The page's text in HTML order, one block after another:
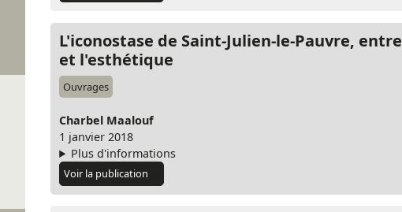
L'iconostase de Saint-Julien-le-Pauvre,
et l'esthétique
Ouvrages
Charbel Maalouf
1 janvier 2018
Plus d'informations
Voir la publication